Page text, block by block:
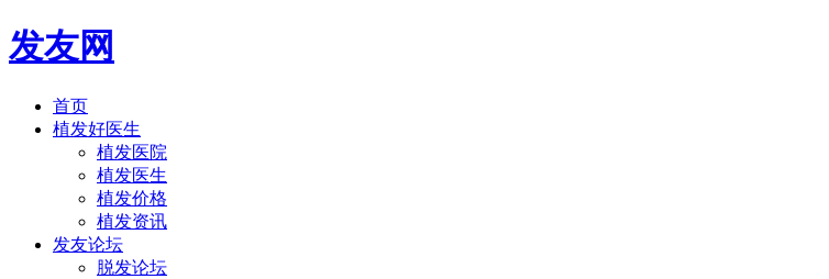
发友网
首页
植发好医生
植发医院
植发医生
植发价格
植发资讯
发友论坛
脱发论坛